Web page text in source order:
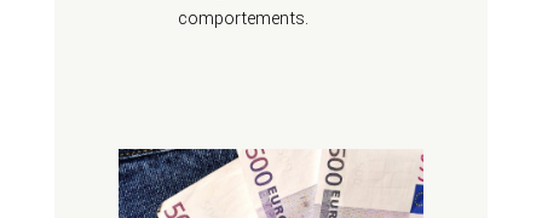
comportements.